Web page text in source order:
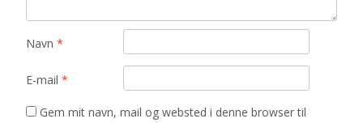
Navn *
E-mail *
Gem mit navn, mail og websted i denne browser til